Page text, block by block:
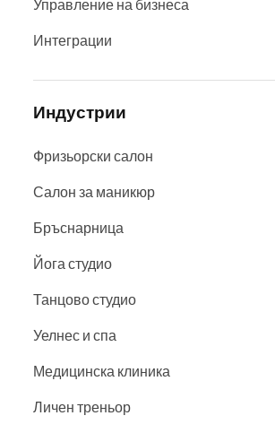
Управление на бизнеса
Интеграции
Индустрии
Фризьорски салон
Салон за маникюр
Бръснарница
Йога студио
Танцово студио
Уелнес и спа
Медицинска клиника
Личен треньор